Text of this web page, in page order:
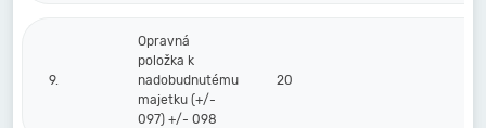
9.
Opravná
položka k
nadobudnutému
majetku (+/-
097) +/- 098
20